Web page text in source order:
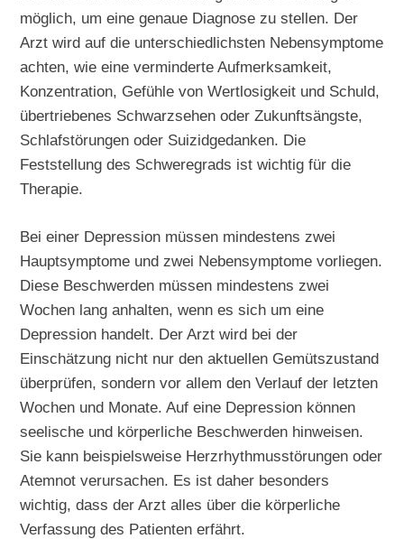
möglich, um eine genaue Diagnose zu stellen. Der
Arzt wird auf die unterschiedlichsten Nebensymptome
achten, wie eine verminderte Aufmerksamkeit,
Konzentration, Gefühle von Wertlosigkeit und Schuld,
übertriebenes Schwarzsehen oder Zukunftsängste,
Schlafstörungen oder Suizidgedanken. Die
Feststellung des Schweregrads ist wichtig für die
Therapie.
Bei einer Depression müssen mindestens zwei
Hauptsymptome und zwei Nebensymptome vorliegen.
Diese Beschwerden müssen mindestens zwei
Wochen lang anhalten, wenn es sich um eine
Depression handelt. Der Arzt wird bei der
Einschätzung nicht nur den aktuellen Gemütszustand
überprüfen, sondern vor allem den Verlauf der letzten
Wochen und Monate. Auf eine Depression können
seelische und körperliche Beschwerden hinweisen.
Sie kann beispielsweise Herzrhythmusstörungen oder
Atemnot verursachen. Es ist daher besonders
wichtig, dass der Arzt alles über die körperliche
Verfassung des Patienten erfährt.